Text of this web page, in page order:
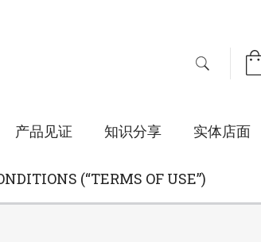
产品见证 知识分享 实体店面
(“TERMS OF USE”)